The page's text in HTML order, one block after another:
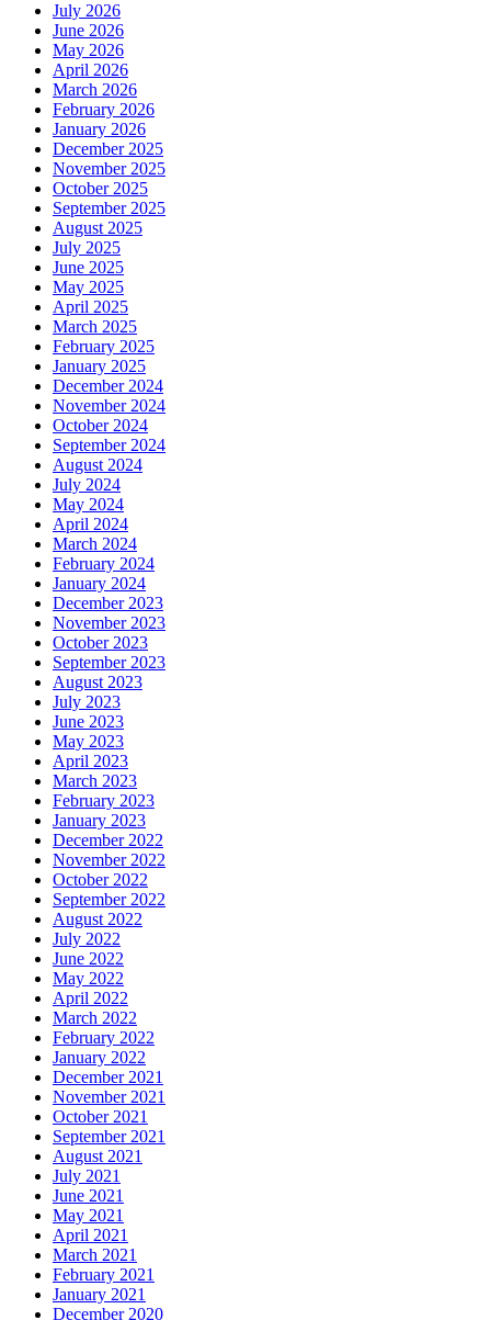
July 2026
June 2026
May 2026
April 2026
March 2026
February 2026
January 2026
December 2025
November 2025
October 2025
September 2025
August 2025
July 2025
June 2025
May 2025
April 2025
March 2025
February 2025
January 2025
December 2024
November 2024
October 2024
September 2024
August 2024
July 2024
May 2024
April 2024
March 2024
February 2024
January 2024
December 2023
November 2023
October 2023
September 2023
August 2023
July 2023
June 2023
May 2023
April 2023
March 2023
February 2023
January 2023
December 2022
November 2022
October 2022
September 2022
August 2022
July 2022
June 2022
May 2022
April 2022
March 2022
February 2022
January 2022
December 2021
November 2021
October 2021
September 2021
August 2021
July 2021
June 2021
May 2021
April 2021
March 2021
February 2021
January 2021
December 2020